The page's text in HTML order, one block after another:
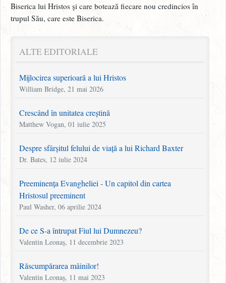
Biserica lui Hristos şi care botează fiecare nou credincios în
trupul Său, care este Biserica.
ALTE EDITORIALE
Mijlocirea superioară a lui Hristos
William Bridge, 21 mai 2026
Crescând în unitatea creștină
Matthew Vogan, 01 iulie 2025
Despre sfârșitul felului de viață a lui Richard Baxter
Dr. Bates, 12 iulie 2024
Preeminența Evangheliei - Un capitol din cartea
Hristosul preeminent
Paul Washer, 06 aprilie 2024
De ce S-a întrupat Fiul lui Dumnezeu?
Valentin Leonaș, 11 decembrie 2023
Răscumpărarea mâinilor!
Valentin Leonaș, 11 mai 2023